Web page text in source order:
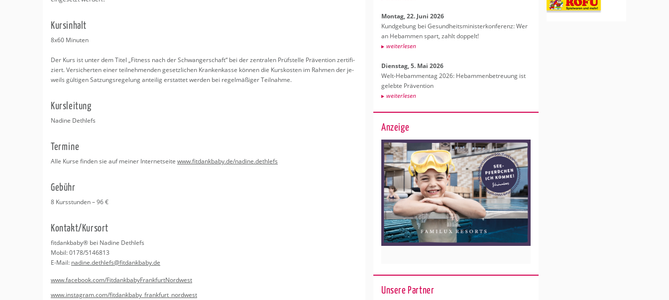
Kurs­in­halt
8x60 Mi­nu­ten
Der Kurs ist unter dem Titel „Fit­ness nach der Schwan­ger­schaft“ bei der zen­tra­len Prüf­stel­le Prä­ven­ti­on zer­ti­fi­
ziert. Ver­si­cher­ten einer teil­neh­men­den ge­setz­li­chen Kran­ken­kas­se kön­nen die Kurs­kos­ten im Rah­men der je­
weils gül­ti­gen Sat­zungs­re­ge­lung an­tei­lig er­stat­tet wer­den bei re­gel­mä­ßi­ger Teil­nah­me.
Kurs­lei­tung
Na­di­ne Deth­lefs
Ter­mi­ne
Alle Kurse fin­den sie auf mei­ner In­ter­net­sei­te www.​fitdankbaby.​de/​nadine.​dethlefs
Ge­bühr
8 Kurs­stun­den – 96 €
Kon­takt/Kurs­ort
fit­dank­ba­by® bei Na­di­ne Deth­lefs
Mobil: 0178/5146813
E-Mail: na­di­ne.​dethlefs@​fitdankbaby.​de
www.​facebook.​com/​Fit​dank​baby​Fran​kfur​tNor​dwes​t
www.​instagram.​com/​fitdankbaby_​frankfurt_​nordwest
Mon­tag, 22. Juni 2026
Kund­ge­bung bei Ge­sund­heits­mi­nis­ter­kon­fe­renz: Wer
an Heb­am­men spart, zahlt dop­pelt!
wei­ter­le­sen
Diens­tag, 5. Mai 2026
Welt-Heb­am­men­tag 2026: Heb­am­men­be­treu­ung ist
ge­leb­te Prä­ven­ti­on
wei­ter­le­sen
Anzeige
Unsere Partner